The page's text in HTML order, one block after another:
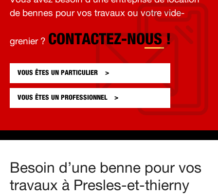
de bennes pour vos travaux ou votre vide-
grenier ? CONTACTEZ-NOUS !
VOUS ÊTES UN PARTICULIER
VOUS ÊTES UN PROFESSIONNEL
Besoin d’une benne pour vos
travaux à Presles-et-thierny